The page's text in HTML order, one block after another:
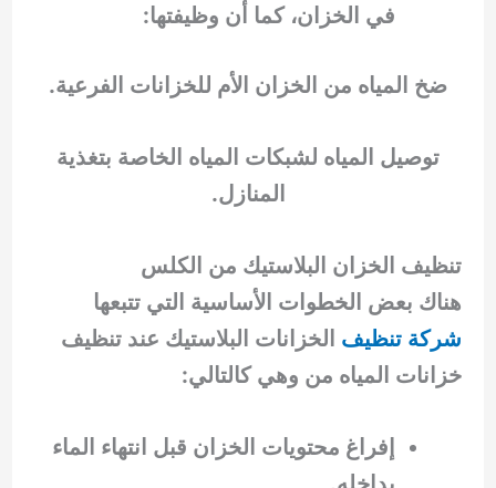
في الخزان، كما أن وظيفتها:
ضخ المياه من الخزان الأم للخزانات الفرعية.
توصيل المياه لشبكات المياه الخاصة بتغذية
المنازل.
تنظيف الخزان البلاستيك من الكلس
هناك بعض الخطوات الأساسية التي تتبعها
شركة تنظيف الخزانات البلاستيك عند تنظيف
خزانات المياه من وهي كالتالي:
إفراغ محتويات الخزان قبل انتهاء الماء